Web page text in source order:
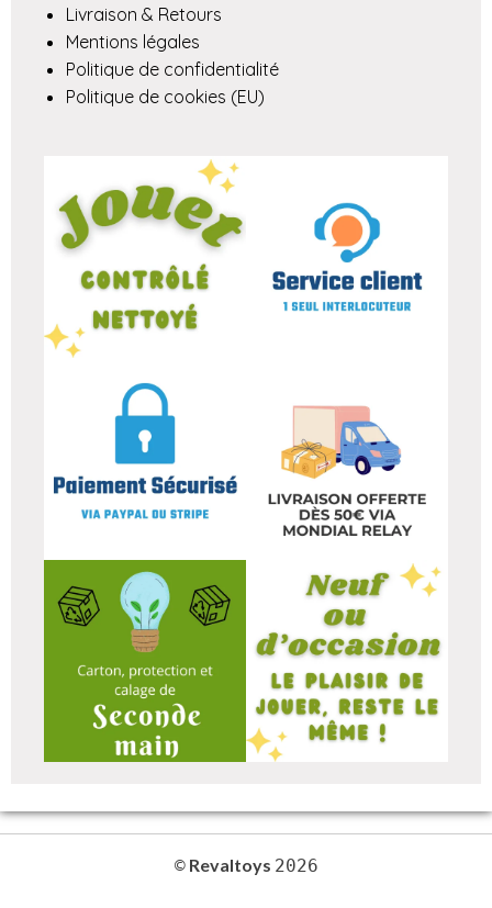
Livraison & Retours
Mentions légales
Politique de confidentialité
Politique de cookies (EU)
© Revaltoys 2026